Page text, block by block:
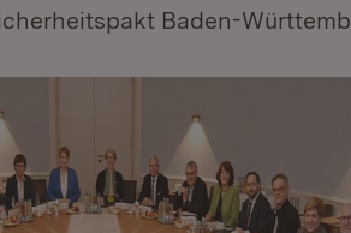
Baden-